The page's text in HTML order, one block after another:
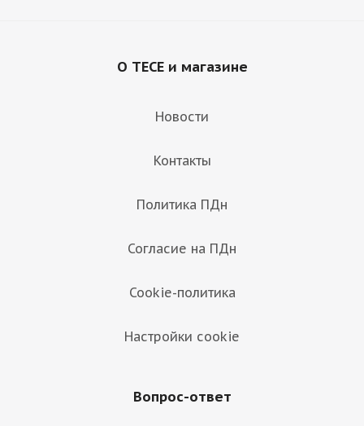
О TECE и магазине
Новости
Контакты
Политика ПДн
Согласие на ПДн
Cookie-политика
Настройки cookie
Вопрос-ответ